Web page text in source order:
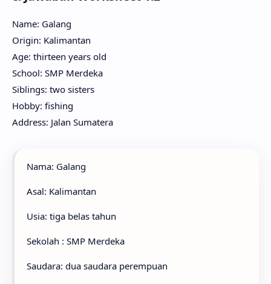
Name: Galang
Origin: Kalimantan
Age: thirteen years old
School: SMP Merdeka
Siblings: two sisters
Hobby: fishing
Address: Jalan Sumatera
Nama: Galang
Asal: Kalimantan
Usia: tiga belas tahun
Sekolah : SMP Merdeka
Saudara: dua saudara perempuan